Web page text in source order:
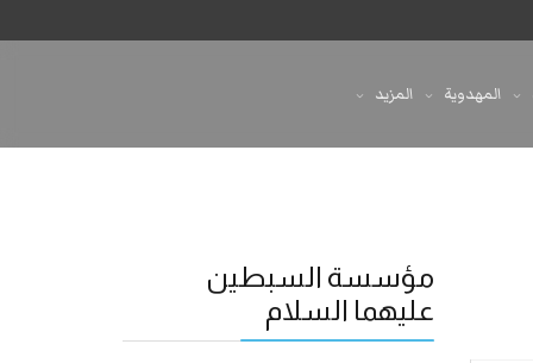
المهدوية المزيد
مؤسسة السبطين
عليهما السلام